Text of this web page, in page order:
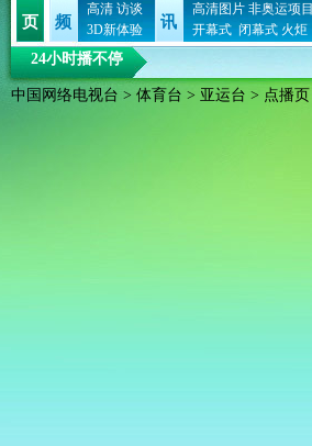
页
频
高清 访谈
3D新体验
讯
高清图片 非奥运项目
开幕式 闭幕式 火炬
24小时播不停
中国网络电视台 > 体育台 > 亚运台 > 点播页